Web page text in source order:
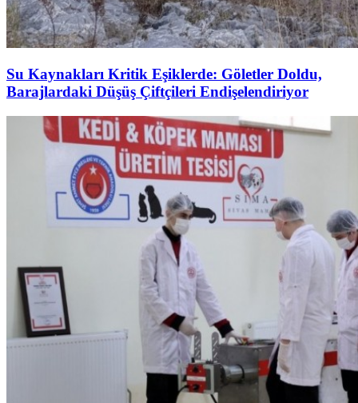
Su Kaynakları Kritik Eşiklerde: Göletler Doldu,
Barajlardaki Düşüş Çiftçileri Endişelendiriyor